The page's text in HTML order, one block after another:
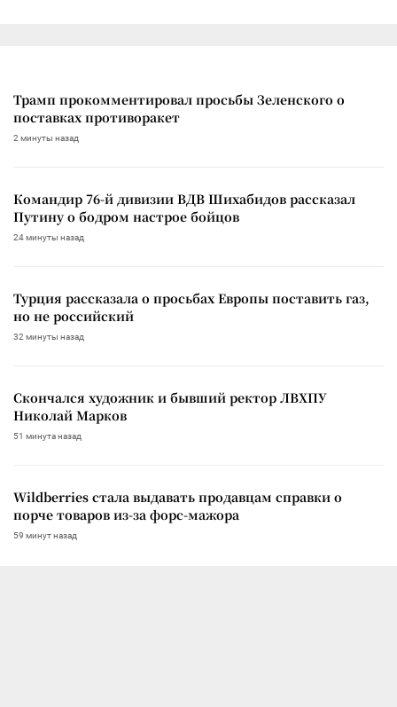
Трамп прокомментировал просьбы Зеленского о
поставках противоракет
2 минуты назад
Командир 76-й дивизии ВДВ Шихабидов рассказал
Путину о бодром настрое бойцов
24 минуты назад
Турция рассказала о просьбах Европы поставить газ,
но не российский
32 минуты назад
Скончался художник и бывший ректор ЛВХПУ
Николай Марков
51 минута назад
Wildberries стала выдавать продавцам справки о
порче товаров из-за форс-мажора
59 минут назад